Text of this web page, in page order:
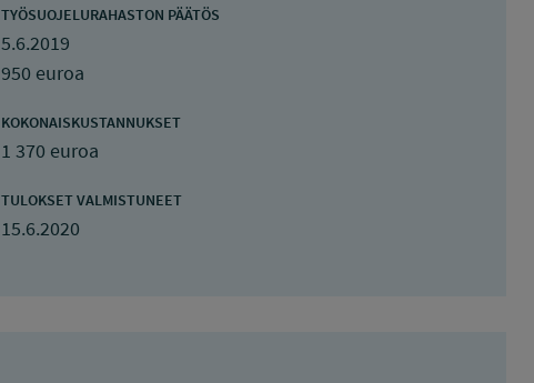
TYÖSUOJELURAHASTON PÄÄTÖS
5.6.2019
950 euroa
KOKONAISKUSTANNUKSET
1 370 euroa
TULOKSET VALMISTUNEET
15.6.2020